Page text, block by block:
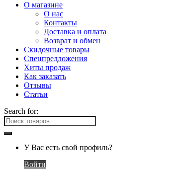
О магазине
О нас
Контакты
Доставка и оплата
Возврат и обмен
Скидочные товары
Спецпредложения
Хиты продаж
Как заказать
Отзывы
Статьи
Search for:
У Вас есть свой профиль?
Войти